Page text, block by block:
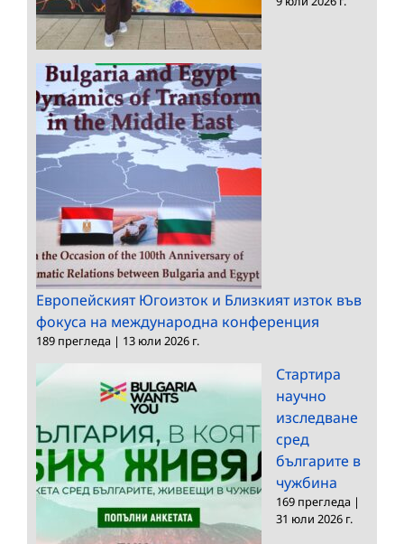
Европейският Югоизток и Близкият изток във
фокуса на международна конференция
189 прегледа | 13 юли 2026 г.
Стартира
научно
изследване
сред
българите в
чужбина
169 прегледа |
31 юли 2026 г.